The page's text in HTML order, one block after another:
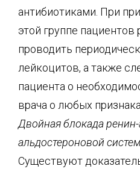
антибиотиками. При
этой группе пациентов
проводить
лейкоцитов, а также
пациента о
врача о любых
Двойная блокада
альдостероновой
Существуют